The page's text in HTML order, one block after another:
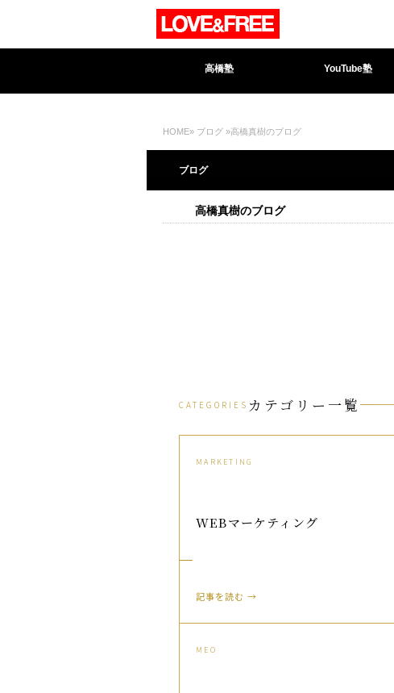
高橋塾 YouTube塾
HOME» ブログ »高橋真樹のブログ
ブログ
高橋真樹のブログ
CATEGORIES カテゴリー一覧
MARKETING
WEBマーケティング
記事を読む →
MEO